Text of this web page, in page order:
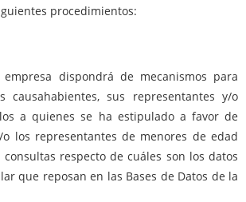
procedimientos:
empresa dispondrá de mecanismos para
causahabientes, sus representantes y/o
a quienes se ha estipulado a favor de
los representantes de menores de edad
respecto de cuáles son los datos
que reposan en las Bases de Datos de la